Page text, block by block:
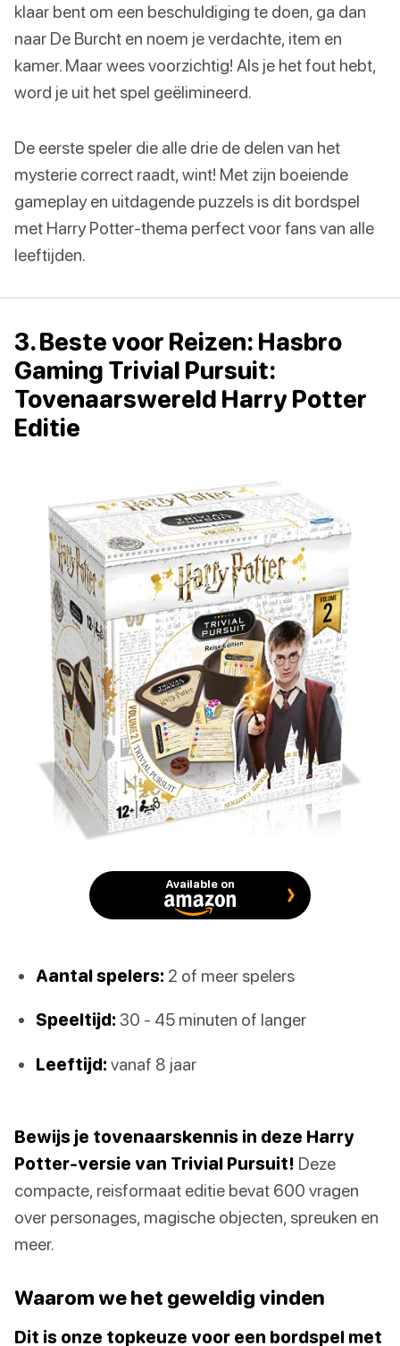
klaar bent om een beschuldiging te doen, ga dan
naar De Burcht en noem je verdachte, item en
kamer. Maar wees voorzichtig! Als je het fout hebt,
word je uit het spel geëlimineerd.
De eerste speler die alle drie de delen van het
mysterie correct raadt, wint! Met zijn boeiende
gameplay en uitdagende puzzels is dit bordspel
met Harry Potter-thema perfect voor fans van alle
leeftijden.
3. Beste voor Reizen: Hasbro
Gaming Trivial Pursuit:
Tovenaarswereld Harry Potter
Editie
Available on
Aantal spelers: 2 of meer spelers
Speeltijd: 30 - 45 minuten of langer
Leeftijd: vanaf 8 jaar
Bewijs je tovenaarskennis in deze Harry
Potter-versie van Trivial Pursuit! Deze
compacte, reisformaat editie bevat 600 vragen
over personages, magische objecten, spreuken en
meer.
Waarom we het geweldig vinden
Dit is onze topkeuze voor een bordspel met